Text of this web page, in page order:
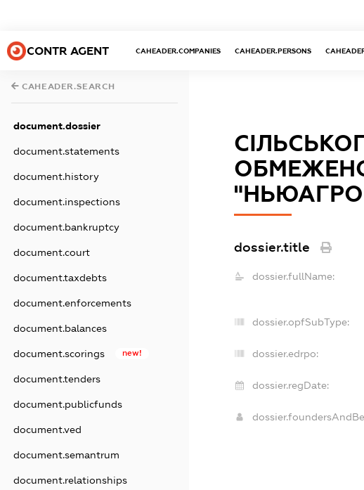
CONTR AGENT CAHEADER.COMPANIES CAHEADER.PERSONS
CAHEADER.SEARCH
document.dossier
document.statements
document.history
document.inspections
document.bankruptcy
document.court
document.taxdebts
document.enforcements
document.balances
document.scorings new!
document.tenders
document.publicfunds
document.ved
document.semantrum
document.relationships
dossier.title
dossier.fullName:
dossier.opfSubType:
dossier.edrpo:
dossier.regDate: